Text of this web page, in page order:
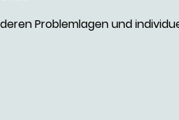
Problemlagen und